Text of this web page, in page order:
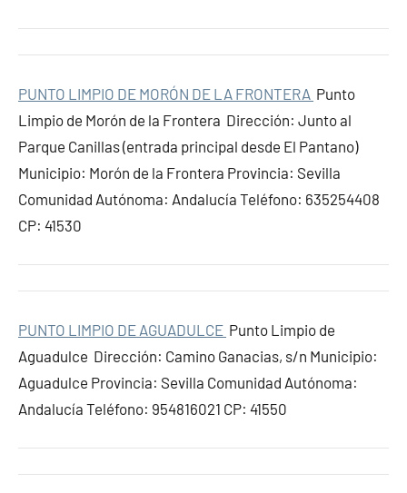
PUNTO LIMPIO DE MORÓN DE LA FRONTERA Punto
Limpio de Morón de la Frontera Dirección: Junto al
Parque Canillas (entrada principal desde El Pantano)
Municipio: Morón de la Frontera Provincia: Sevilla
Comunidad Autónoma: Andalucía Teléfono: 635254408
CP: 41530
PUNTO LIMPIO DE AGUADULCE Punto Limpio de
Aguadulce Dirección: Camino Ganacias, s/n Municipio:
Aguadulce Provincia: Sevilla Comunidad Autónoma:
Andalucía Teléfono: 954816021 CP: 41550